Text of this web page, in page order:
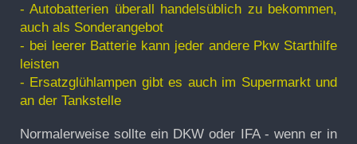
- Autobatterien überall handelsüblich zu bekommen,
auch als Sonderangebot
- bei leerer Batterie kann jeder andere Pkw Starthilfe
leisten
- Ersatzglühlampen gibt es auch im Supermarkt und
an der Tankstelle
Normalerweise sollte ein DKW oder IFA - wenn er in